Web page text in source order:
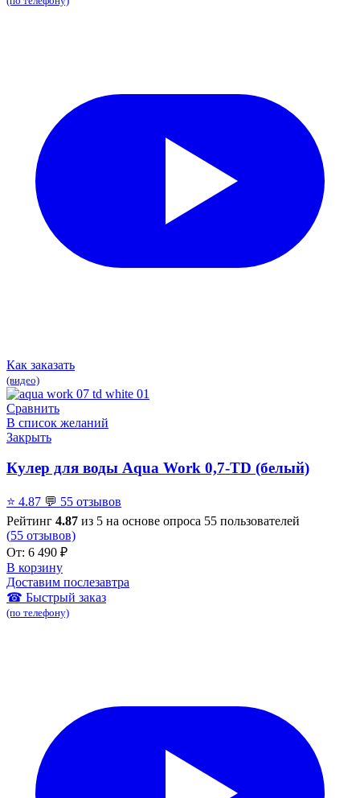
Как заказать
(видео)
Сравнить
В список желаний
Закрыть
Кулер для воды Aqua Work 0,7-TD (белый)
⭐ 4.87 💬 55 отзывов
Рейтинг 4.87 из 5 на основе опроса 55 пользователей
(55 отзывов)
От: 6 490 ₽
В корзину
Доставим послезавтра
☎ Быстрый заказ
(по телефону)